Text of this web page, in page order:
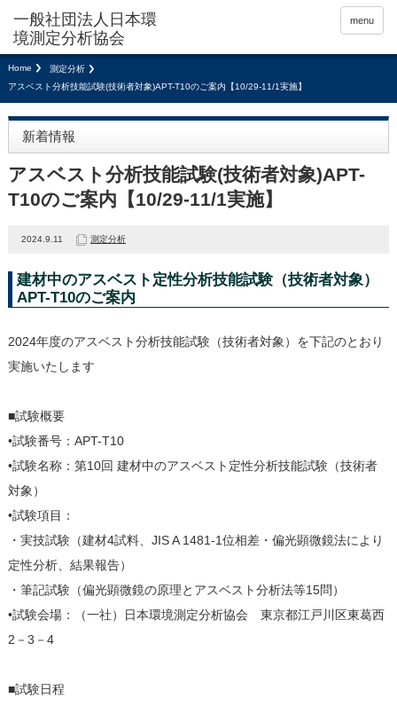
menu
Home
測定分析
アスベスト分析技能試験(技術者対象)APT-T10のご案内【10/29-11/1実施】
新着情報
アスベスト分析技能試験(技術者対象)APT-
T10のご案内【10/29-11/1実施】
2024.9.11 測定分析
建材中のアスベスト定性分析技能試験（技術者対象）
APT-T10のご案内
2024年度のアスベスト分析技能試験（技術者対象）を下記のとおり
実施いたします
■試験概要
•試験番号：APT-T10
•試験名称：第10回 建材中のアスベスト定性分析技能試験（技術者
対象）
•試験項目：
・実技試験（建材4試料、JIS A 1481-1位相差・偏光顕微鏡法により
定性分析、結果報告）
・筆記試験（偏光顕微鏡の原理とアスベスト分析法等15問）
•試験会場：（一社）日本環境測定分析協会 東京都江戸川区東葛西
2－3－4
■試験日程